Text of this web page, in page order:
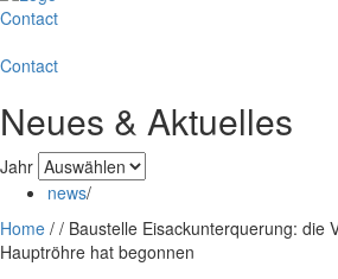
Contact
Contact
Neues & Aktuelles
Jahr
news/
Home / / Baustelle Eisackunterquerung: die
Hauptröhre hat begonnen